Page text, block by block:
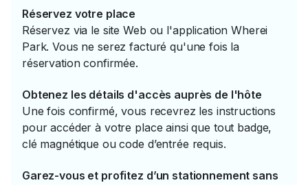
Réservez votre place
Réservez via le site Web ou l'application Wherei
Park. Vous ne serez facturé qu'une fois la
réservation confirmée.
Obtenez les détails d'accès auprès de l'hôte
Une fois confirmé, vous recevrez les instructions
pour accéder à votre place ainsi que tout badge,
clé magnétique ou code d’entrée requis.
Garez-vous et profitez d’un stationnement sans